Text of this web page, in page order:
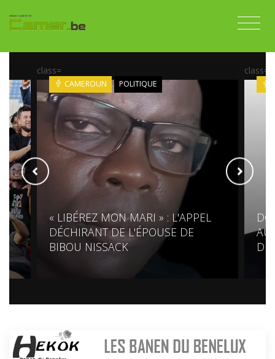
class=
CAMEROUN POLITIQUE
« LIBÉREZ MON MARI » : L'APPEL
DÉCHIRANT DE L'ÉPOUSE DE
BIBOU NISSACK
class=